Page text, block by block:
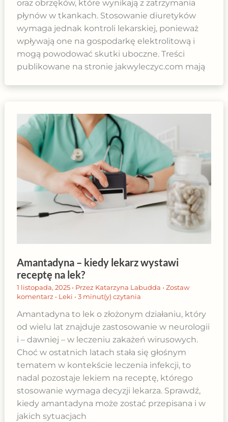
oraz obrzęków, które wynikają z zatrzymania
płynów w tkankach. Stosowanie diuretyków
wymaga jednak kontroli lekarskiej, ponieważ
wpływają one na gospodarkę elektrolitową i
mogą powodować skutki uboczne. Treści
publikowane na stronie jakwyleczyc.com mają
Amantadyna – kiedy lekarz wystawi
receptę na lek?
1 listopada, 2025 • Przez Katarzyna Labudda • Zostaw
komentarz • Leki • 3 minut(y) czytania
Amantadyna to lek o złożonym działaniu, który
od wielu lat znajduje zastosowanie w neurologii
i – dawniej – w leczeniu zakażeń wirusowych.
Choć w ostatnich latach stała się głośnym
tematem w kontekście leczenia infekcji, to
nadal pozostaje lekiem na receptę, którego
stosowanie wymaga decyzji lekarza. Sprawdź,
kiedy amantadyna może zostać przepisana i w
jakich sytuacjach